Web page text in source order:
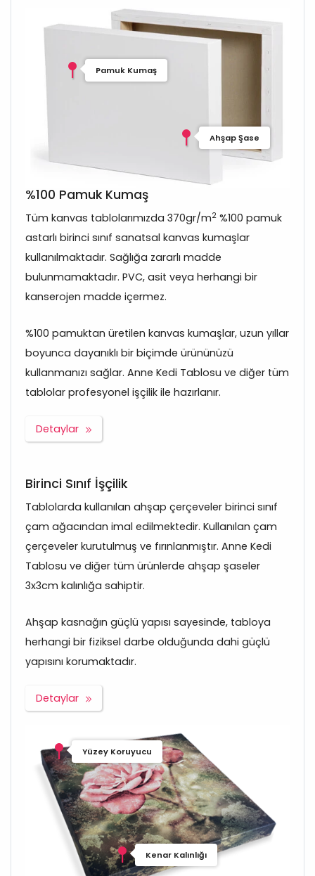
Pamuk Kumaş
Ahşap Şase
%100 Pamuk Kumaş
Tüm kanvas tablolarımızda 370gr/m2 %100 pamuk
astarlı birinci sınıf sanatsal kanvas kumaşlar
kullanılmaktadır. Sağlığa zararlı madde
bulunmamaktadır. PVC, asit veya herhangi bir
kanserojen madde içermez.
%100 pamuktan üretilen kanvas kumaşlar, uzun yıllar
boyunca dayanıklı bir biçimde ürününüzü
kullanmanızı sağlar. Anne Kedi Tablosu ve diğer tüm
tablolar profesyonel işçilik ile hazırlanır.
Detaylar
Birinci Sınıf İşçilik
Tablolarda kullanılan ahşap çerçeveler birinci sınıf
çam ağacından imal edilmektedir. Kullanılan çam
çerçeveler kurutulmuş ve fırınlanmıştır. Anne Kedi
Tablosu ve diğer tüm ürünlerde ahşap şaseler
3x3cm kalınlığa sahiptir.
Ahşap kasnağın güçlü yapısı sayesinde, tabloya
herhangi bir fiziksel darbe olduğunda dahi güçlü
yapısını korumaktadır.
Detaylar
Yüzey Koruyucu
Kenar Kalınlığı